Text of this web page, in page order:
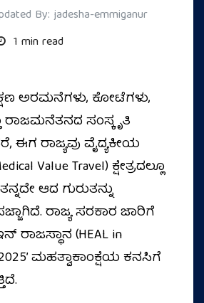
By: jadesha-emmiganur
1 min read
ಅರಮನೆಗಳು, ಕೋಟೆಗಳು,
ಸಂಸ್ಕೃತಿ
ಈಗ ರಾಜ್ಯವು ವೈದ್ಯಕೀಯ
Value Travel) ಕ್ಷೇತ್ರದಲ್ಲೂ
ಆದ ಗುರುತನ್ನು
ರಾಜ್ಯ ಸರಕಾರ ಜಾರಿಗೆ
ರಾಜಸ್ಥಾನ (HEAL in
ಮಹತ್ವಾಕಾಂಕ್ಷೆಯ ಕನಸಿಗೆ